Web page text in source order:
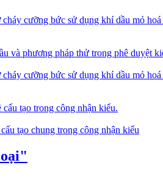
cưỡng bức sử dụng khí dầu mỏ
và phương pháp thử trong phê duyệt
cưỡng bức sử dụng khí dầu mỏ
tạo trong công nhận kiểu.
tạo chung trong công nhận kiểu